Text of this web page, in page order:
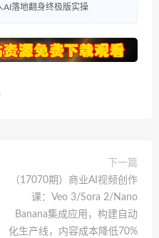
AI落地翻身终极版实操
下一篇
（17070期）商业AI视频创作
课：Veo 3/Sora 2/Nano
Banana集成应用，构建自动
化生产线，内容成本降低70%